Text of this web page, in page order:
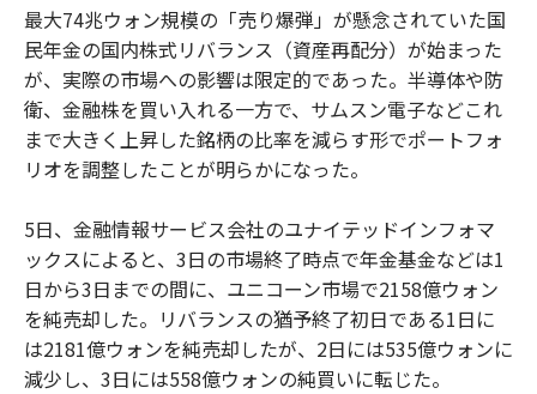
最大74兆ウォン規模の「売り爆弾」が懸念されていた国
民年金の国内株式リバランス（資産再配分）が始まった
が、実際の市場への影響は限定的であった。半導体や防
衛、金融株を買い入れる一方で、サムスン電子などこれ
まで大きく上昇した銘柄の比率を減らす形でポートフォ
リオを調整したことが明らかになった。
5日、金融情報サービス会社のユナイテッドインフォマ
ックスによると、3日の市場終了時点で年金基金などは1
日から3日までの間に、ユニコーン市場で2158億ウォン
を純売却した。リバランスの猶予終了初日である1日に
は2181億ウォンを純売却したが、2日には535億ウォンに
減少し、3日には558億ウォンの純買いに転じた。